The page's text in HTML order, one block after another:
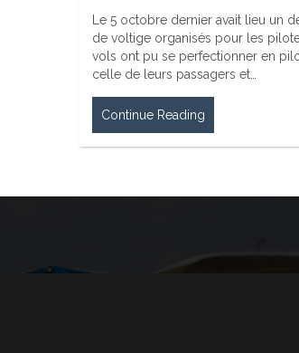
Le 5 octobre dernier avait lieu un
de voltige organisés pour les
vols ont pu se perfectionner en
celle de leurs passagers et…
Continue Reading